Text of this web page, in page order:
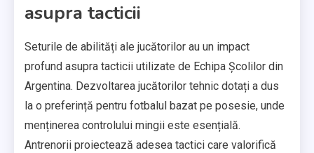
asupra tacticii
Seturile de abilități ale jucătorilor au un impact
profund asupra tacticii utilizate de Echipa Școlilor din
Argentina. Dezvoltarea jucătorilor tehnic dotați a dus
la o preferință pentru fotbalul bazat pe posesie, unde
menținerea controlului mingii este esențială.
Antrenorii proiectează adesea tactici care valorifică